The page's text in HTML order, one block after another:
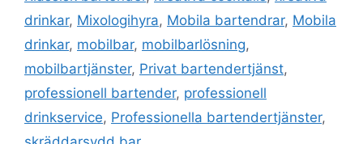
drinkar, Mixologihyra, Mobila bartendrar, Mobila
drinkar, mobilbar, mobilbarlösning,
mobilbartjänster, Privat bartendertjänst,
professionell bartender, professionell
drinkservice, Professionella bartendertjänster,